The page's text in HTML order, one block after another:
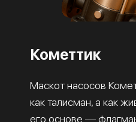
Кометтик
Маскот насосов
как талисман, а как
его основе —